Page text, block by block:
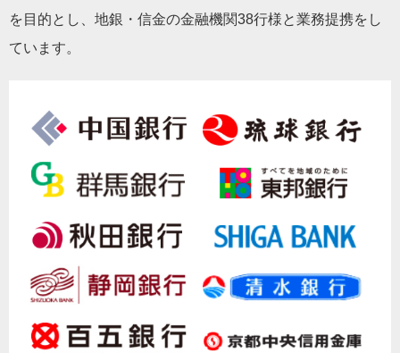
を目的とし、地銀・信金の金融機関38行様と業務提携をし
ています。